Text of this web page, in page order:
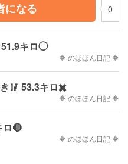
になる
0
51.9キロ◯
🔶 のほほん日記 🔶
🥢 53.3キロ✖️
🔶 のほほん日記 🔶
ロ🔴
🔶 のほほん日記 🔶